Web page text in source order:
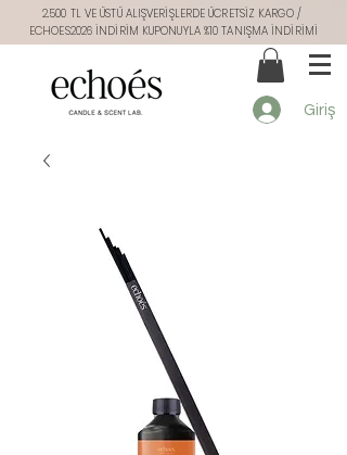
2.500 TL VE ÜSTÜ ALIŞVERİŞLERDE ÜCRETSİZ KARGO /
ECHOES2026 İNDİRİM KUPONUYLA %10 TANIŞMA İNDİRİMİ
Giriş